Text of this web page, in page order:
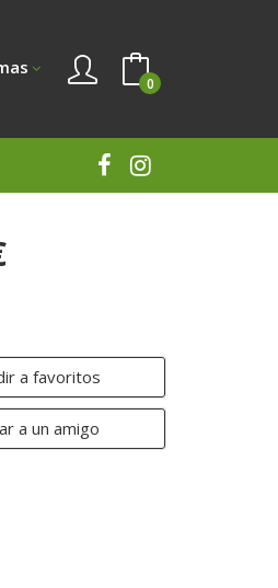
0
a favoritos
a un amigo